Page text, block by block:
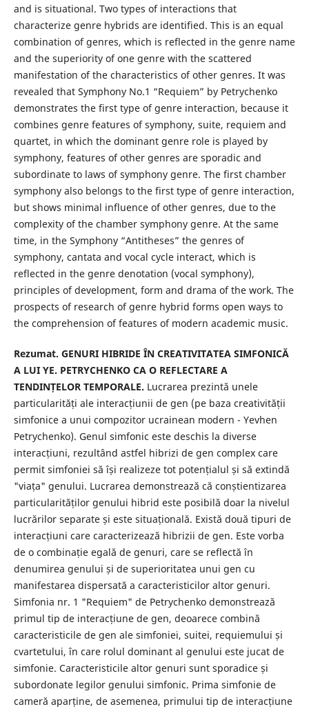
and is situational. Two types of interactions that
characterize genre hybrids are identified. This is an equal
combination of genres, which is reflected in the genre name
and the superiority of one genre with the scattered
manifestation of the characteristics of other genres. It was
revealed that Symphony No.1 “Requiem” by Petrychenko
demonstrates the first type of genre interaction, because it
combines genre features of symphony, suite, requiem and
quartet, in which the dominant genre role is played by
symphony, features of other genres are sporadic and
subordinate to laws of symphony genre. The first chamber
symphony also belongs to the first type of genre interaction,
but shows minimal influence of other genres, due to the
complexity of the chamber symphony genre. At the same
time, in the Symphony “Antitheses” the genres of
symphony, cantata and vocal cycle interact, which is
reflected in the genre denotation (vocal symphony),
principles of development, form and drama of the work. The
prospects of research of genre hybrid forms open ways to
the comprehension of features of modern academic music.
Rezumat. GENURI HIBRIDE ÎN CREATIVITATEA SIMFONICĂ
A LUI YE. PETRYCHENKO CA O REFLECTARE A
TENDINȚELOR TEMPORALE. Lucrarea prezintă unele
particularități ale interacțiunii de gen (pe baza creativității
simfonice a unui compozitor ucrainean modern - Yevhen
Petrychenko). Genul simfonic este deschis la diverse
interacțiuni, rezultând astfel hibrizi de gen complex care
permit simfoniei să își realizeze tot potențialul și să extindă
"viața" genului. Lucrarea demonstrează că conștientizarea
particularităților genului hibrid este posibilă doar la nivelul
lucrărilor separate și este situațională. Există două tipuri de
interacțiuni care caracterizează hibrizii de gen. Este vorba
de o combinație egală de genuri, care se reflectă în
denumirea genului și de superioritatea unui gen cu
manifestarea dispersată a caracteristicilor altor genuri.
Simfonia nr. 1 "Requiem" de Petrychenko demonstrează
primul tip de interacțiune de gen, deoarece combină
caracteristicile de gen ale simfoniei, suitei, requiemului și
cvartetului, în care rolul dominant al genului este jucat de
simfonie. Caracteristicile altor genuri sunt sporadice și
subordonate legilor genului simfonic. Prima simfonie de
cameră aparține, de asemenea, primului tip de interacțiune